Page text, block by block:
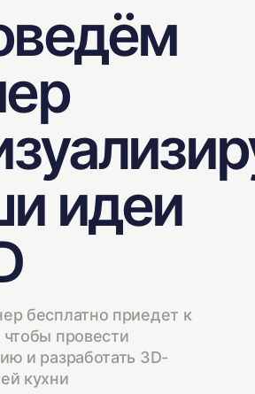
идеи
бесплатно приедет к
провести
и разработать 3D-
кухни